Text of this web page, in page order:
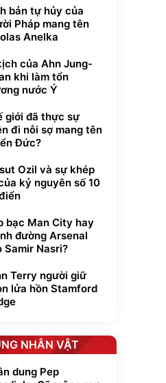
bản tự hủy của
Pháp mang tên
Anelka
của Ahn Jung-
khi làm tổn
nước Ý
giới đã thực sự
đi nỗi sợ mang tên
Đức?
Ozil và sự khép
kỷ nguyên số 10
bạc Man City hay
đường Arsenal
Samir Nasri?
Terry người giữ
lửa hồn Stamford
NHÂN VẬT
dung Pep